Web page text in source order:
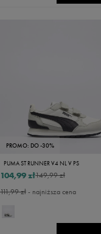
PROMO: DO -30%
PUMA ST RUNNER V4 NL V PS
149,99 zł
104,99 zł
111,99 zł- najniższa cena